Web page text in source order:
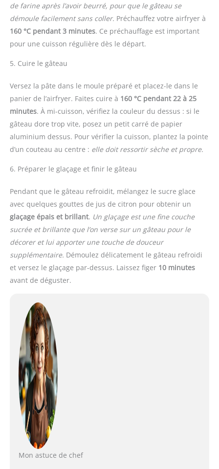
de farine après l’avoir beurré, pour que le gâteau se
démoule facilement sans coller. Préchauffez votre airfryer à
160 °C pendant 3 minutes. Ce préchauffage est important
pour une cuisson régulière dès le départ.
5. Cuire le gâteau
Versez la pâte dans le moule préparé et placez-le dans le
panier de l’airfryer. Faites cuire à 160 °C pendant 22 à 25
minutes. À mi-cuisson, vérifiez la couleur du dessus : si le
gâteau dore trop vite, posez un petit carré de papier
aluminium dessus. Pour vérifier la cuisson, plantez la pointe
d’un couteau au centre : elle doit ressortir sèche et propre.
6. Préparer le glaçage et finir le gâteau
Pendant que le gâteau refroidit, mélangez le sucre glace
avec quelques gouttes de jus de citron pour obtenir un
glaçage épais et brillant. Un glaçage est une fine couche
sucrée et brillante que l’on verse sur un gâteau pour le
décorer et lui apporter une touche de douceur
supplémentaire. Démoulez délicatement le gâteau refroidi
et versez le glaçage par-dessus. Laissez figer 10 minutes
avant de déguster.
Mon astuce de chef